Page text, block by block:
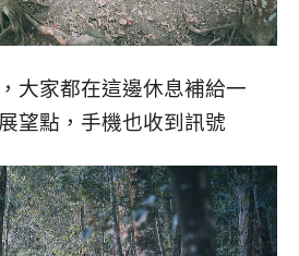
大家都在這邊休息補給一
望點，手機也收到訊號